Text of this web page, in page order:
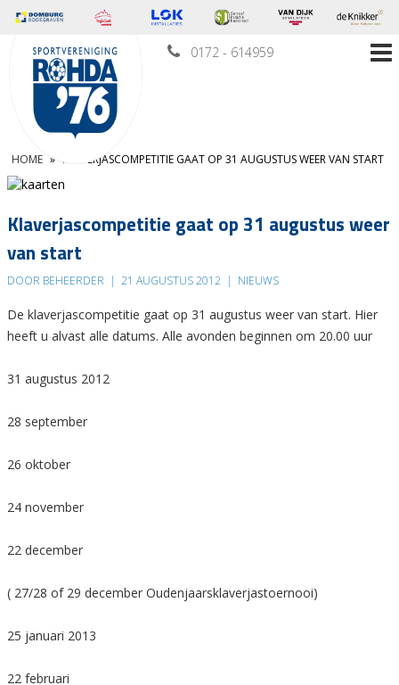
0172 - 614959
HOME » KLAVERJASCOMPETITIE GAAT OP 31 AUGUSTUS WEER VAN START
Klaverjascompetitie gaat op 31 augustus weer
van start
DOOR BEHEERDER | 21 AUGUSTUS 2012 | NIEUWS
De klaverjascompetitie gaat op 31 augustus weer van start. Hier
heeft u alvast alle datums. Alle avonden beginnen om 20.00 uur
31 augustus 2012
28 september
26 oktober
24 november
22 december
( 27/28 of 29 december Oudenjaarsklaverjastoernooi)
25 januari 2013
22 februari